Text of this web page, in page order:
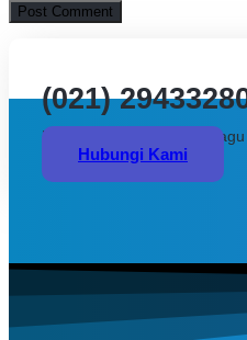
(021)
Butuh bantuan? Jangan
Hubungi Kami